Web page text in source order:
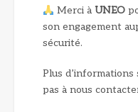
Merci à UNEO
son engagement
sécurité.
Plus d’informations
pas à nous